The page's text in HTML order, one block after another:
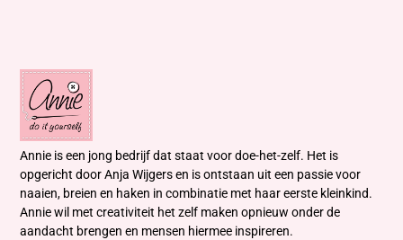
Annie is een jong bedrijf dat staat voor doe-het-zelf. Het is
opgericht door Anja Wijgers en is ontstaan uit een passie voor
naaien, breien en haken in combinatie met haar eerste kleinkind.
Annie wil met creativiteit het zelf maken opnieuw onder de
aandacht brengen en mensen hiermee inspireren.